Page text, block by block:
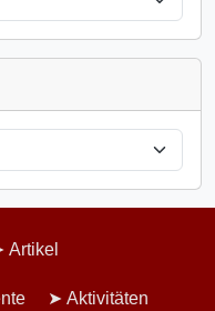
Artikel
Aktivitäten